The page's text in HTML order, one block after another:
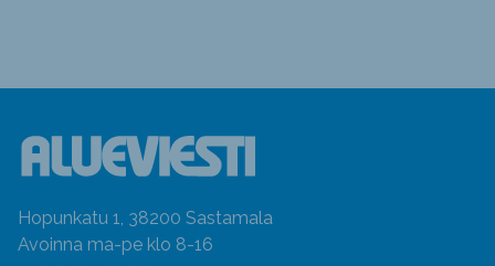
Hopunkatu 1, 38200 Sastamala
Avoinna ma-pe klo 8-16